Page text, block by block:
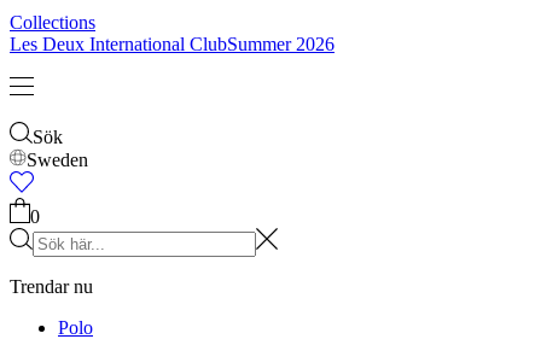
Collections
Les Deux International ClubSummer 2026
Sök
Sweden
0
Trendar nu
Polo